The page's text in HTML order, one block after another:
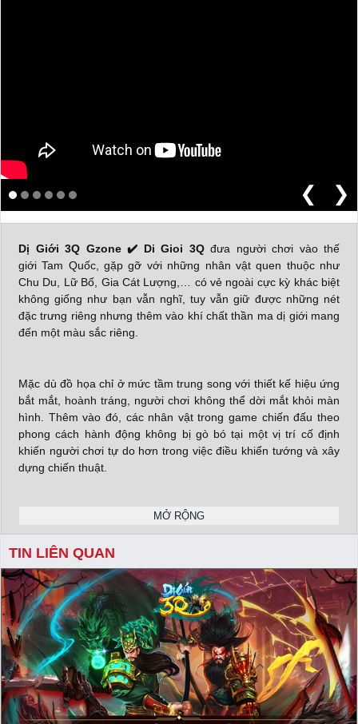
❮ ❯
Dị Giới 3Q Gzone ✔️ Di Gioi 3Qđưa người chơi vào thế
giới Tam Quốc, gặp gỡ với những nhân vật quen thuộc như
Chu Du, Lữ Bố, Gia Cát Lượng,… có vẻ ngoài cực kỳ khác biệt
không giống như bạn vẫn nghĩ, tuy vẫn giữ được những nét
đặc trưng riêng nhưng thêm vào khí chất thần ma dị giới mang
đến một màu sắc riêng.
Mặc dù đồ họa chỉ ở mức tầm trung song với thiết kế hiệu ứng
bắt mắt, hoành tráng, người chơi không thể dời mắt khỏi màn
hình. Thêm vào đó, các nhân vật trong game chiến đấu theo
phong cách hành động không bị gò bó tại một vị trí cố định
khiến người chơi tự do hơn trong việc điều khiển tướng và xây
dựng chiến thuật.
Trước khi bước vào thử thách ải, Dị Giới 3Q cho phép bạn lựa
chọn tối đa 3 tướng mang theo và được tùy chọn tướng chính
để điều khiển. Tùy vào đối thủ mà bạn phải đối mặt, có thể
chuyển đổi tướng chính để mang đến lợi thế cho đội hình. Khi
bạn điều khiển tướng chính, 2 vị tướng còn lại vẫn sẽ theo sau
và tự động chiến đấu xuất skill hỗ trợ. Thêm vào đó game còn
có hơn 200 cách xếp đội hình cho người chơi thỏa sức lựa
chọn.
X
MỞ RỘNG
TIN LIÊN QUAN